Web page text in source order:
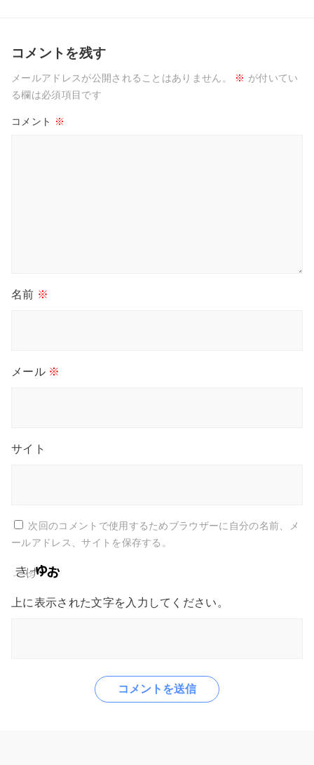
コメントを残す
メールアドレスが公開されることはありません。 ※ が付いてい
る欄は必須項目です
コメント ※
名前 ※
メール ※
サイト
次回のコメントで使用するためブラウザーに自分の名前、メ
ールアドレス、サイトを保存する。
上に表示された文字を入力してください。